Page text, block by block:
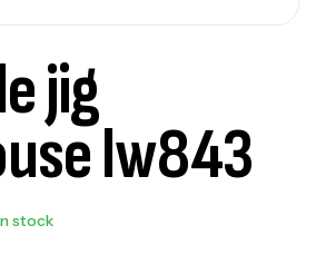
jig
lw843
stock